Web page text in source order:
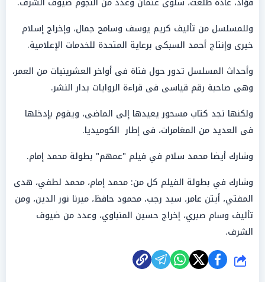
وللمسلسل من تأليف كريم يوسف وسامح جمال، وإخراج إسلام
خيرى وإنتاج أحمد السبكى برعاية المتحدة للخدمات الإعلامية.
وأحداث المسلسل تدور حول فتاة فى أواخر العشرينيات من العمر،
وهى صاحبة رقم قياسى فى قراءة الروايات بدار النشر.
ولكنها تجد كتاب مسحور يعيدها إلى الماضى، ويقوم بإدخلها
فى العديد من المغامرات، فى إطار الكوميديا.
وشارك أيضا محمد سلام في فيلم "عمهم" بطولة محمد إمام.
وشارك في بطولة الفيلم كل من: محمد إمام، محمد لطفي، هدى
المفتي، أيتن عامر، سيد رجب، محمود حافظ، ميرنا نور الدين، ومن
تأليف وسام صبري، إخراج حسين المنباوي، وعدد من ضيوف
الشرف.
شارك